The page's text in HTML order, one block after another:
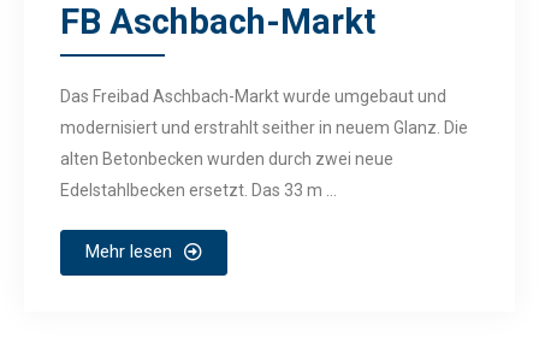
FB Aschbach-Markt
Das Freibad Aschbach-Markt wurde umgebaut und
modernisiert und erstrahlt seither in neuem Glanz. Die
alten Betonbecken wurden durch zwei neue
Edelstahlbecken ersetzt. Das 33 m ...
Mehr lesen